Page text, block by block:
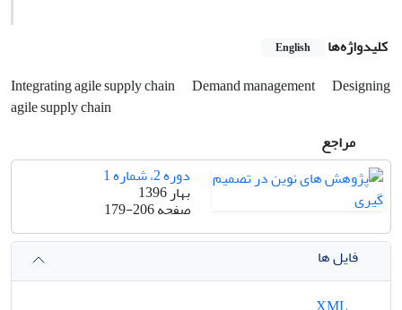
کلیدواژه‌ها English
Integrating agile supply chain Demand management Designing
agile supply chain
مراجع
دوره 2، شماره 1
بهار 1396
صفحه179-206
فایل ها